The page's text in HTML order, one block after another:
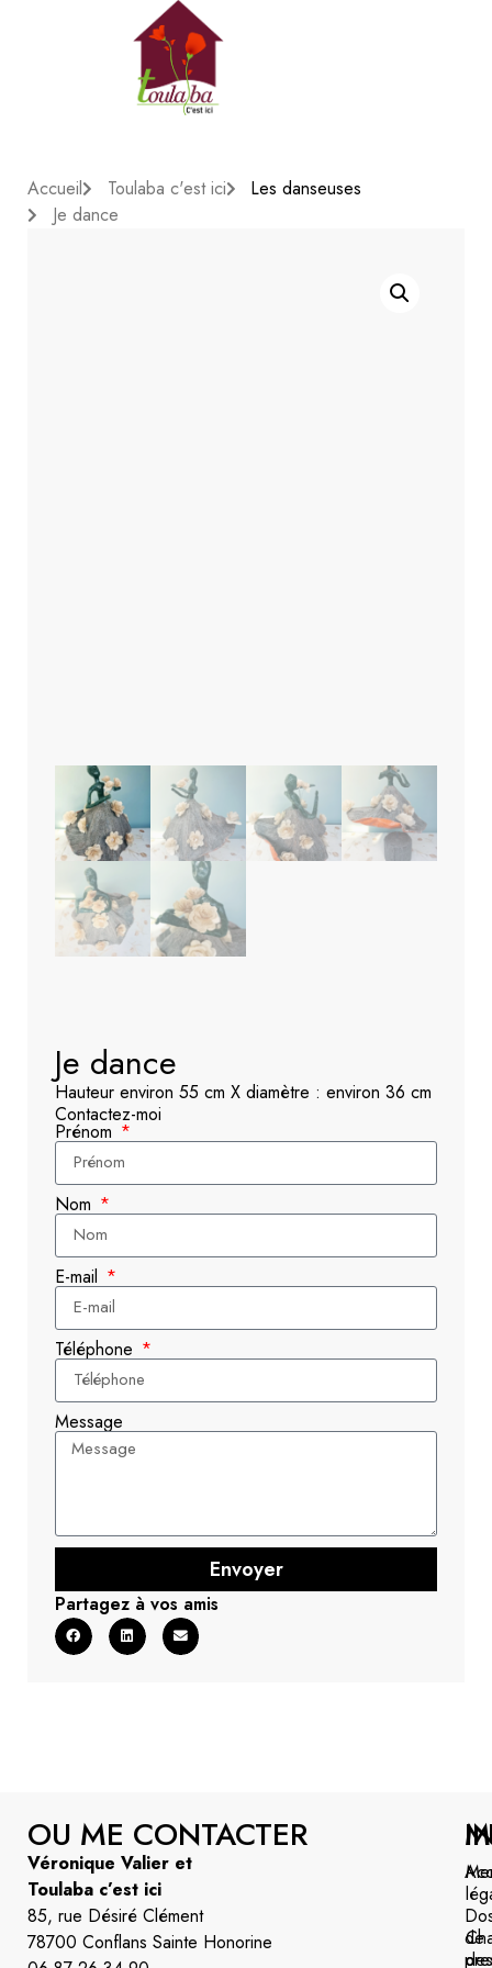
Accueil Toulaba c'est ici
Les danseuses
Je dance
Je dance
Hauteur environ 55 cm X diamètre : environ 36 cm
Contactez-moi
Prénom
Nom
E-mail
Téléphone
Message
Envoyer
Partagez à vos amis
OU ME CONTACTER
Véronique Valier et
Toulaba c’est ici
85, rue Désiré Clément
78700 Conflans Sainte Honorine
de
des